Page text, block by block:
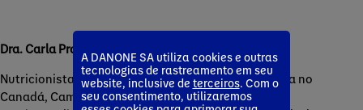
Dra. Carla Prado
Nutricionista, professora da Universidade de Alberta no
Canadá, Campus Alberta Innovates (CAIP) chair em
A DANONE SA utiliza cookies e outras
tecnologias de rastreamento em seu
website, inclusive de terceiros . Com o
seu consentimento, utilizaremos